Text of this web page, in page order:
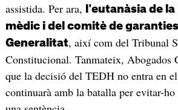
assistida. Per ara,
l'eutanàsia de la
mèdic i del comitè de
Generalitat, així com del Tribunal
Constitucional. Tanmateix, Abogados
que la decisió del TEDH no entra en
continuarà amb la batalla per evitar-